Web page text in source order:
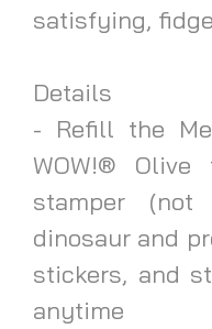
satisfying,
Details
- Refill the
WOW!®
stamper
dinosaur and
stickers, and
anytime